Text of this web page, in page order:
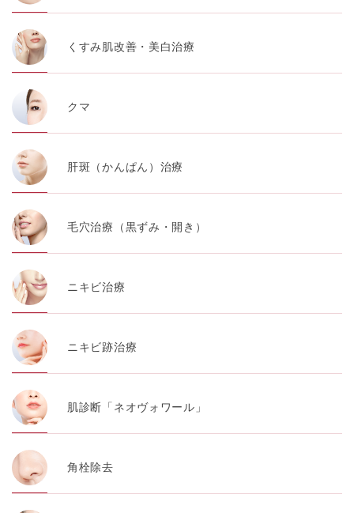
くすみ肌改善・美白治療
クマ
肝斑（かんぱん）治療
毛穴治療（黒ずみ・開き）
ニキビ治療
ニキビ跡治療
肌診断「ネオヴォワール」
角栓除去